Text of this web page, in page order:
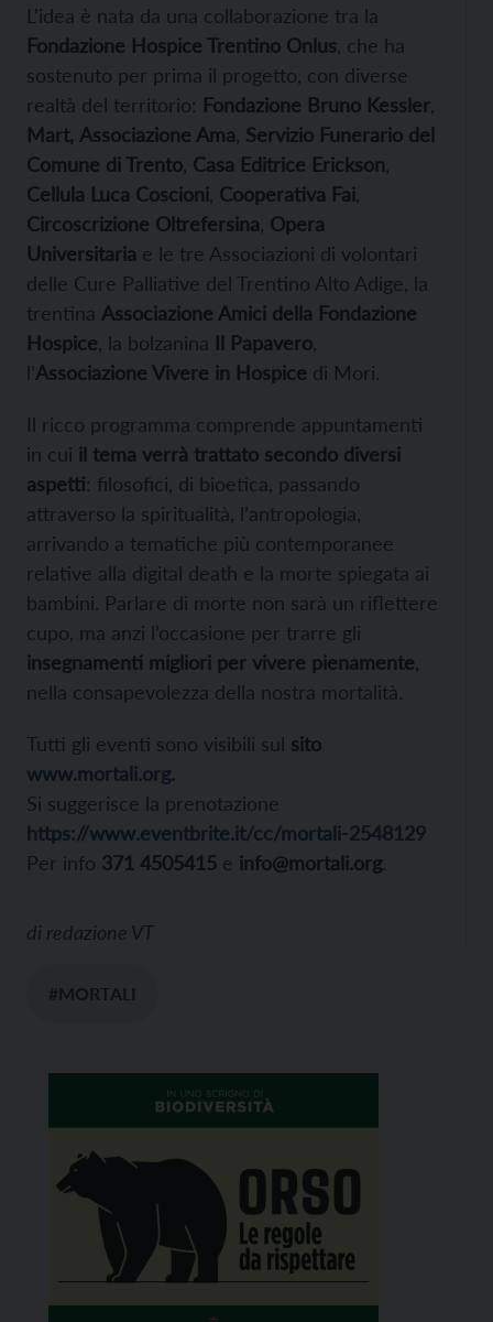
L’idea è nata da una collaborazione tra la
Fondazione Hospice Trentino Onlus , che ha
sostenuto per prima il progetto, con diverse
realtà del territorio: Fondazione Bruno Kessler
Mart, Associazione Ama Servizio Funerario del
Comune di Trento Casa Editrice Erickson
Cellula Luca Coscioni Cooperativa Fai
Circoscrizione Oltrefersina Opera
Universitaria e le tre Associazioni di volontari
delle Cure Palliative del Trentino Alto Adige, la
trentina Associazione Amici della Fondazione
Hospice , la bolzanina Il Papavero
l’Associazione Vivere in Hospice di Mori.
Il ricco programma comprende appuntamenti
in cui il tema verrà trattato secondo diversi
aspetti: filosofici, di bioetica, passando
attraverso la spiritualità, l’antropologia,
arrivando a tematiche più contemporanee
relative alla digital death e la morte spiegata ai
bambini. Parlare di morte non sarà un riflettere
cupo, ma anzi l’occasione per trarre gli
insegnamenti migliori per vivere pienamente
nella consapevolezza della nostra mortalità.
Tutti gli eventi sono visibili sul sito
www.mortali.org.
Si suggerisce la prenotazione
https://www.eventbrite.it/cc/mortali-2548129
Per info 371 4505415 e info@mortali.org.
di redazione VT
#MORTALI